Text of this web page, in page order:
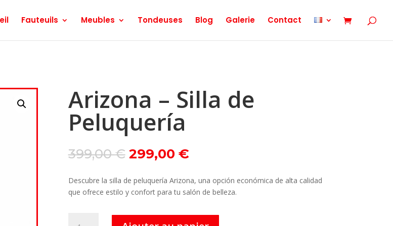
Fauteuils Meubles Tondeuses Blog Galerie Contact
Arizona – Silla de
Peluquería
399,00€ Le
initial
était :
399,00 €.
299,00 €Le
actuel
est :
299,00 €.
Descubre la silla de peluquería Arizona, una opción económica de alta calidad
que ofrece estilo y confort para tu salón de belleza.